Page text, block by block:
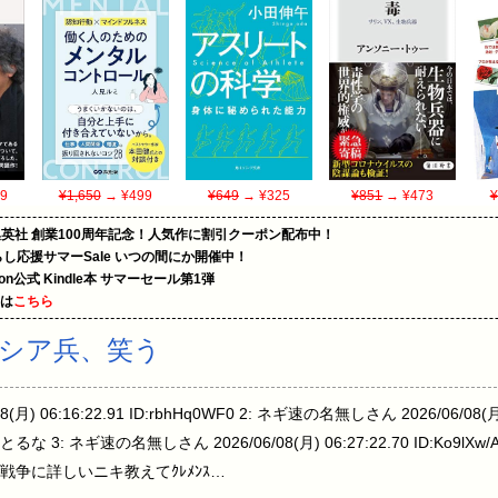
¥1,650→ ¥499 ¥649→ ¥325 ¥851→ ¥473
社 創業100周年記念！人気作に割引クーポン配布中！
応援サマーSale いつの間にか開催中！
公式 Kindle本 サマーセール第1弾
こちら
ア兵、笑う
月) 06:16:22.91 ID:rbhHq0WF0 2: ネギ速の名無しさん 2026/06/08(
るな 3: ネギ速の名無しさん 2026/06/08(月) 06:27:22.70 ID:Ko9lXw/
争に詳しいニキ教えてｸﾚﾒﾝｽ…